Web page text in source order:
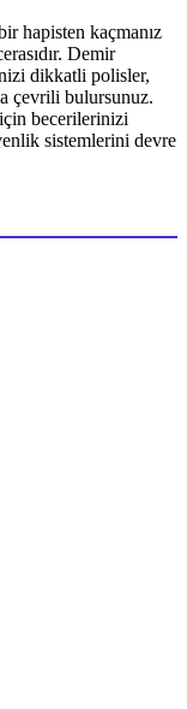
hapisten kaçmanız
Demir
dikkatli polisler,
çevrili bulursunuz.
becerilerinizi
sistemlerini devre